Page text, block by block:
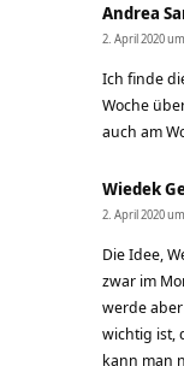
Andrea
2. April 2020
Ich finde
Woche
auch am
Wiedek
2. April 2020
Die Idee,
zwar im
werde
wichtig ist,
kann man